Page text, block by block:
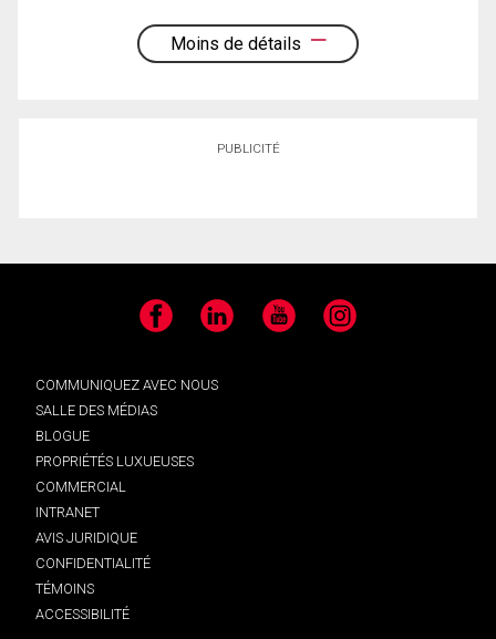
Moins de détails
PUBLICITÉ
Facebook LinkedIn YouTube Instagram
COMMUNIQUEZ AVEC NOUS
SALLE DES MÉDIAS
BLOGUE
PROPRIÉTÉS LUXUEUSES
COMMERCIAL
INTRANET
AVIS JURIDIQUE
CONFIDENTIALITÉ
TÉMOINS
ACCESSIBILITÉ